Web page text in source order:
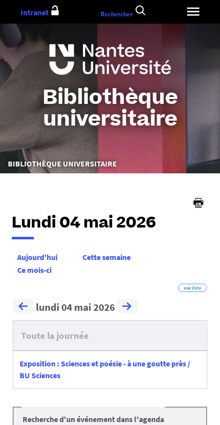
au
Bibliothèque
universitaire
Vous
êtes
BIBLIOTHÈQUE UNIVERSITAIRE
Intranet Rechercher
Lundi 04 mai 2026
Aujourd'hui
Cette semaine
Ce mois-ci
vue liste
lundi 04 mai 2026
Toute la journée
Exposition : Sciences et poésie - à une goutte près /
BU Sciences
Recherche d'un événement dans l'agenda